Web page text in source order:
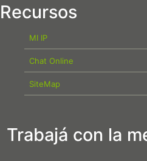
Recursos
MI IP
Chat Online
SiteMap
Trabajá con la